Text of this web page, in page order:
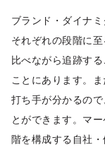
ブランド・ダイナ
それぞれの段階に
比べながら追跡す
ことにあります。
打ち手が分かるの
とができます。マ
階を構成する自社